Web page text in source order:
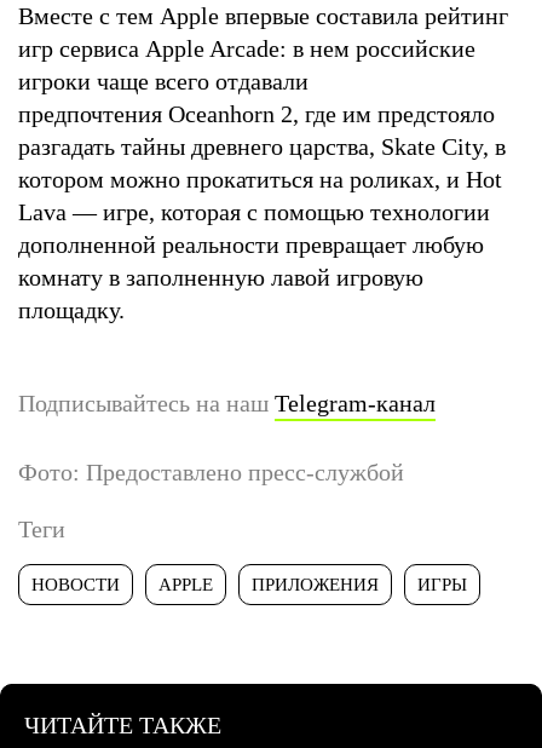
Вместе с тем Apple впервые составила рейтинг
игр сервиса Apple Arcade: в нем российские
игроки чаще всего отдавали
предпочтения Oceanhorn 2, где им предстояло
разгадать тайны древнего царства, Skate City, в
котором можно прокатиться на роликах, и Hot
Lava — игре, которая с помощью технологии
дополненной реальности превращает любую
комнату в заполненную лавой игровую
площадку.
Подписывайтесь на наш Telegram-канал
Фото: Предоставлено пресс-службой
Теги
НОВОСТИ APPLE ПРИЛОЖЕНИЯ ИГРЫ
ЧИТАЙТЕ ТАКЖЕ